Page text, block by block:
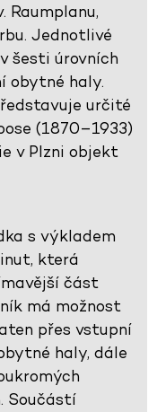
Raumplanu,
Jednotlivé
šesti úrovních
obytné haly.
určité
(1870–1933)
v Plzni objekt
s výkladem
která
část
má možnost
přes vstupní
haly, dále
Součástí